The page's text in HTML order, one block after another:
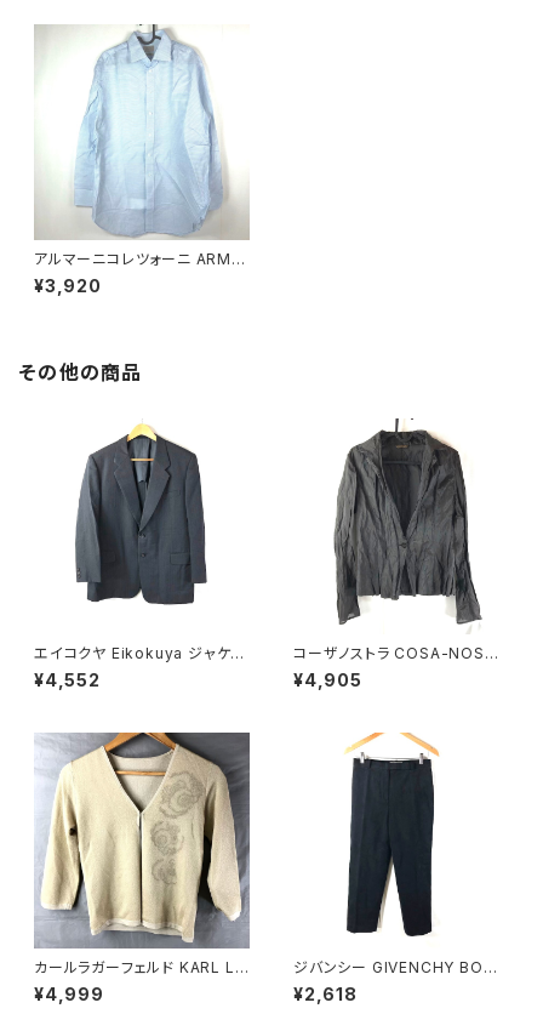
アルマーニコレツォーニ ARMA
NI COLLEZIONI シャツ 長袖
42サイズ 870632
¥3,920
その他の商品
エイコクヤ Eikokuya ジャケッ
ト ストライプ柄 スリット グレー
900704
¥4,552
コーザノストラ COSA-NOSTR
A カットソー 長袖 シースルー
絹 スリット袖 濃ブラウン系 40
¥4,905
カールラガーフェルド KARL LA
GERFELD カーディガン 花 ラメ
一つボタン ベージュ ゴールド 9
¥4,999
ジバンシー GIVENCHY BOUT
IQUES パンツ エクセーヌ 裏地
サイドポケット ストレート 黒 38
¥2,618